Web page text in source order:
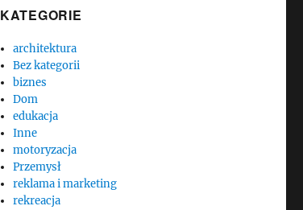
KATEGORIE
architektura
Bez kategorii
biznes
Dom
edukacja
Inne
motoryzacja
Przemysł
reklama i marketing
rekreacja